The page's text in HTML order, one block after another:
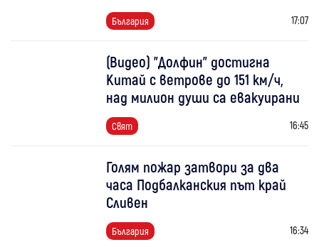
България 17:07
(Видео) "Долфин" достигна
Китай с ветрове до 151 км/ч,
над милион души са евакуирани
Свят 16:45
Голям пожар затвори за два
часа Подбалканския път край
Сливен
България 16:34